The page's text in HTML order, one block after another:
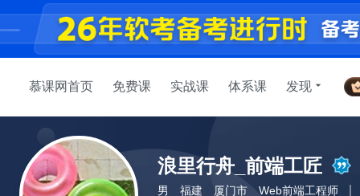
慕课网首页 免费课 实战课 体系课 发现
浪里行舟_前端工匠
男 福建 厦门市 Web前端工程师